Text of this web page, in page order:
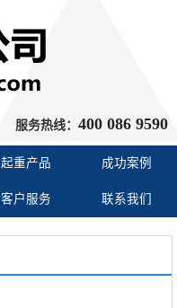
服务热线： 400 086 9590
起重产品 成功案例
客户服务 联系我们